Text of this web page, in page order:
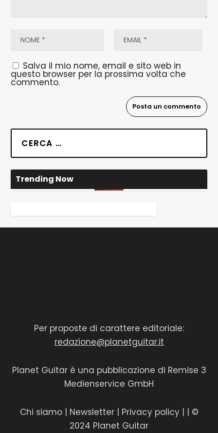
Salva il mio nome, email e sito web in
questo browser per la prossima volta che
commento.
Trending Now
Per proposte di carattere editoriale:
redazione@planetguitar.it
Planet Guitar è una pubblicazione di Remise 3
Medienservice GmbH
Chi siamo| Newsletter | Privacy policy| | ©
2024 Planet Guitar